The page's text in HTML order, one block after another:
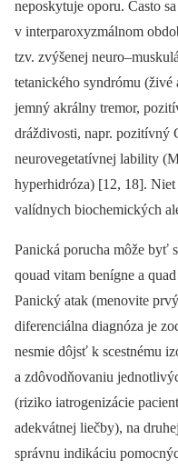
neposkytuje oporu. Často
v interparoxyzmálnom
tzv. zvýšenej
tetanického syndrómu
jemný akrálny tremor,
dráždivosti, napr. pozitívný
neurovegetatívnej lability
hyperhidróza) [12, 18]. Niet
valídnych biochemických
Panická porucha môže byť
qouad vitam benígne a
Panický atak (menovite
diferenciálna diagnóza je
nesmie dôjsť k scestnému
a zdôvodňovaniu
(riziko iatrogenizácie
adekvátnej liečby), na
správnu indikáciu